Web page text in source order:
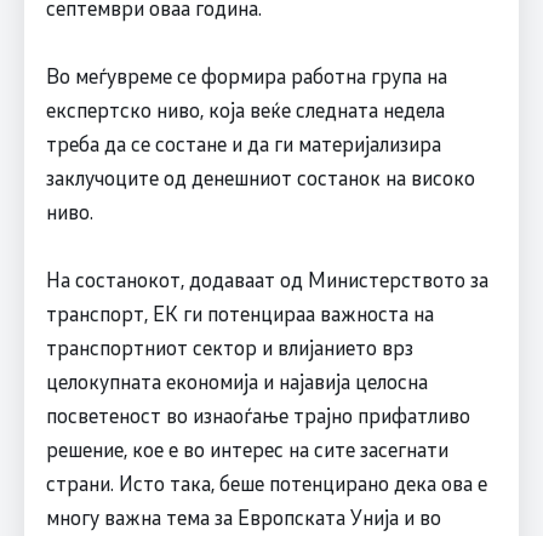
септември оваа година.
Во меѓувреме се формира работна група на
експертско ниво, која веќе следната недела
треба да се состане и да ги материјализира
заклучоците од денешниот состанок на високо
ниво.
На состанокот, додаваат од Министерството за
транспорт, ЕК ги потенцираа важноста на
транспортниот сектор и влијанието врз
целокупната економија и најавија целосна
посветеност во изнаоѓање трајно прифатливо
решениe, кое е во интерес на сите засегнати
страни. Исто така, беше потенцирано дека ова е
многу важна тема за Европската Унија и во